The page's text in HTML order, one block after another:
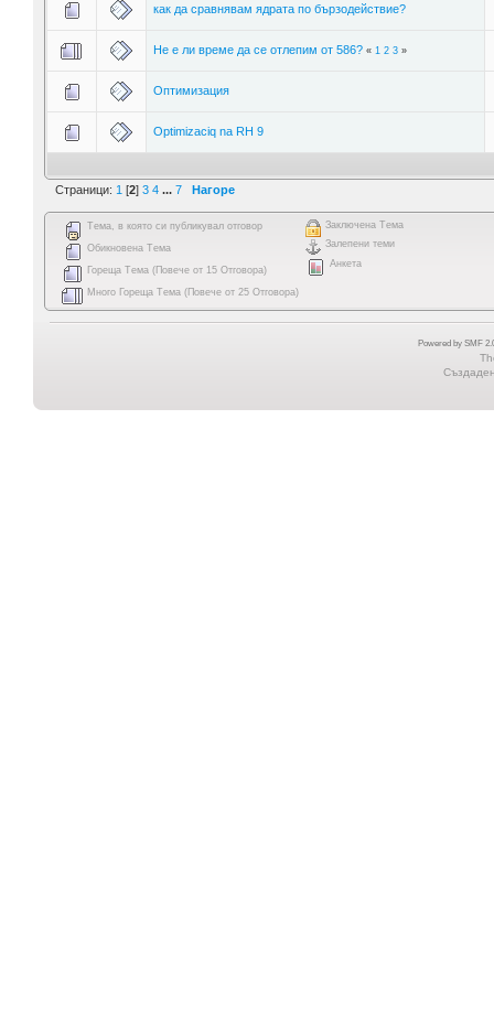
как да сравнявам ядрата по бързодействие?
Не е ли време да се отлепим от 586? « 1 2 3»
Оптимизация
Optimizaciq na RH 9
Страници: 1 [2] 3 4 ... 7 Нагоре
Тема, в която си публикувал отговор
Обикновена Тема
Гореща Тема (Повече от 15 Отговора)
Много Гореща Тема (Повече от 25 Отговора)
Заключена Тема
Залепени теми
Анкета
Powered by SMF